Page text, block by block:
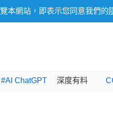
本網站，即表示您同意我們的
#AI ChatGPT 深度有料